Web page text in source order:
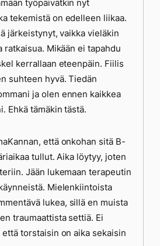
työpäivätkin nyt
tekemistä on edelleen liikaa.
järkeistynyt, vaikka vieläkin
ratkaisua. Mikään ei tapahdu
kerrallaan eteenpäin. Fiilis
suhteen hyvä. Tiedän
ja olen ennen kaikkea
Ehkä tämäkin tästä.
että onkohan sitä B-
tullut. Aika löytyy, joten
Jään lukemaan terapeutin
Mielenkiintoista
lukea, sillä en muista
traumaattista settiä. Ei
että torstaisin on aika sekaisin